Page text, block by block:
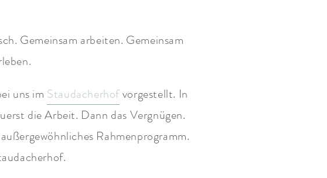
Gemeinsam arbeiten. Gemeinsam
uns im Staudacherhof vorgestellt. In
die Arbeit. Dann das Vergnügen.
Rahmenprogramm.